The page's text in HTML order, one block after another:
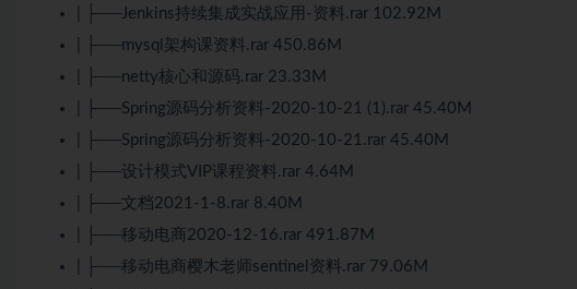
| ├──Jenkins持续集成实战应用-资料.rar 102.92M
| ├──mysql架构课资料.rar 450.86M
| ├──netty核心和源码.rar 23.33M
| ├──Spring源码分析资料-2020-10-21 (1).rar 45.40M
| ├──Spring源码分析资料-2020-10-21.rar 45.40M
| ├──设计模式VIP课程资料.rar 4.64M
| ├──文档2021-1-8.rar 8.40M
| ├──移动电商2020-12-16.rar 491.87M
| ├──移动电商樱木老师sentinel资料.rar 79.06M